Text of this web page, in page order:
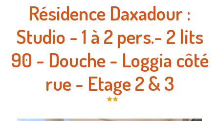
Résidence Daxadour :
Studio - 1 à 2 pers.- 2 lits
90 - Douche - Loggia côté
rue - Etage 2 & 3